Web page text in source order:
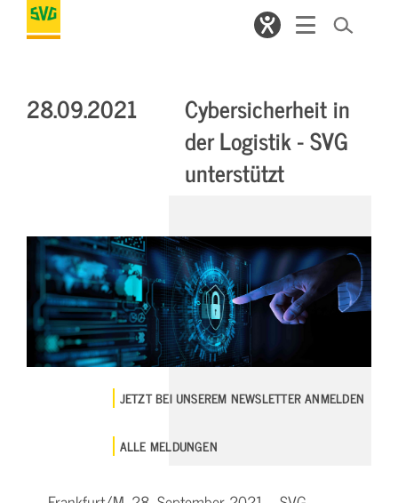
28.09.2021
Cybersicherheit in
der Logistik - SVG
unterstützt
JETZT BEI UNSEREM NEWSLETTER ANMELDEN
ALLE MELDUNGEN